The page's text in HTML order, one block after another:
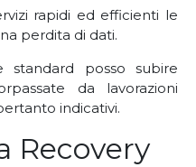
rapidi ed efficienti le
perdita di dati.
standard posso subire
da lavorazioni
indicativi.
Recovery